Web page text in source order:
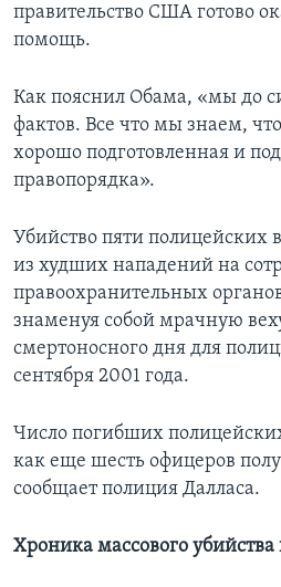
правительство США готово
помощь.
Как пояснил Обама, «мы до
фактов. Все что мы знаем,
хорошо подготовленная и
правопорядка».
Убийство пяти полицейских
из худших нападений на
правоохранительных
знаменуя собой мрачную
смертоносного дня для
сентября 2001 года.
Число погибших
как еще шесть офицеров
сообщает полиция Далласа.
Хроника массового убийства